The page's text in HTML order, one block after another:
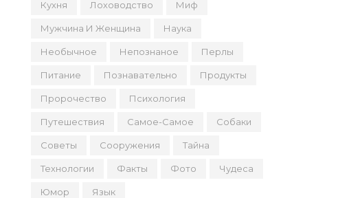
Кухня Лоховодство Миф
Мужчина И Женщина Наука
Необычное Непознаное Перлы
Питание Познавательно Продукты
Пророчество Психология
Путешествия Самое-Самое Собаки
Советы Сооружения Тайна
Технологии Факты Фото Чудеса
Юмор Язык